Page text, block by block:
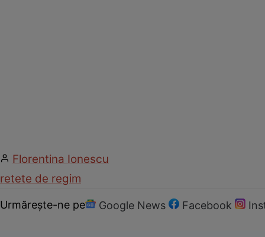
Florentina Ionescu
retete de regim
Urmărește-ne pe Google News Facebook